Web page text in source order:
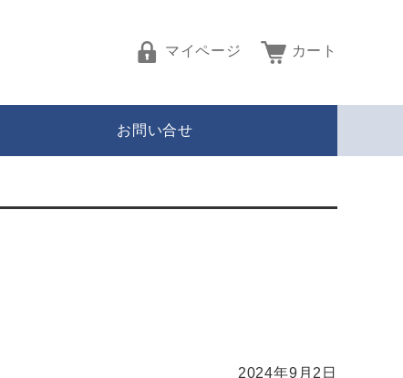
マイページ カート
お問い合せ
2024年9月2日